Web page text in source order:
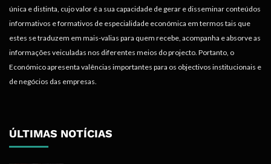
única e distinta, cujo valor é a sua capacidade de gerar e disseminar conteúdos
informativos e formativos de especialidade económica em termos tais que
estes se traduzem em mais-valias para quem recebe, acompanha e absorve as
informações veiculadas nos diferentes meios do projecto. Portanto, o
Económico apresenta valências importantes para os objectivos institucionais e
de negócios das empresas.
ÚLTIMAS NOTÍCIAS